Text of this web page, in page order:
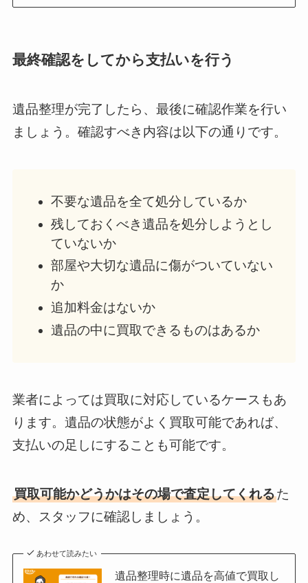
最終確認をしてから支払いを行う
遺品整理が完了したら、最後に確認作業を行い
ましょう。確認すべき内容は以下の通りです。
不要な遺品を全て処分しているか
残しておくべき遺品を処分しようとし
ていないか
部屋や大切な遺品に傷がついていない
か
追加料金はないか
遺品の中に買取できるものはあるか
業者によっては買取に対応しているケースもあ
ります。遺品の状態がよく買取可能であれば、
支払いの足しにすることも可能です。
買取可能かどうかはその場で査定してくれるた
め、スタッフに確認しましょう。
あわせて読みたい
遺品整理時に遺品を高値で買取し